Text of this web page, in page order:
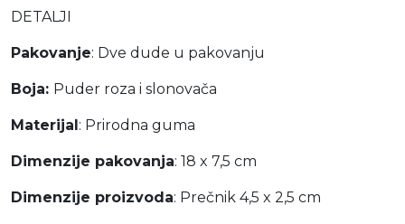
DETALJI
Pakovanje: Dve dude u pakovanju
Boja: Puder roza i slonovača
Materijal: Prirodna guma
Dimenzije pakovanja: 18 x 7,5 cm
Dimenzije proizvoda: Prečnik 4,5 x 2,5 cm